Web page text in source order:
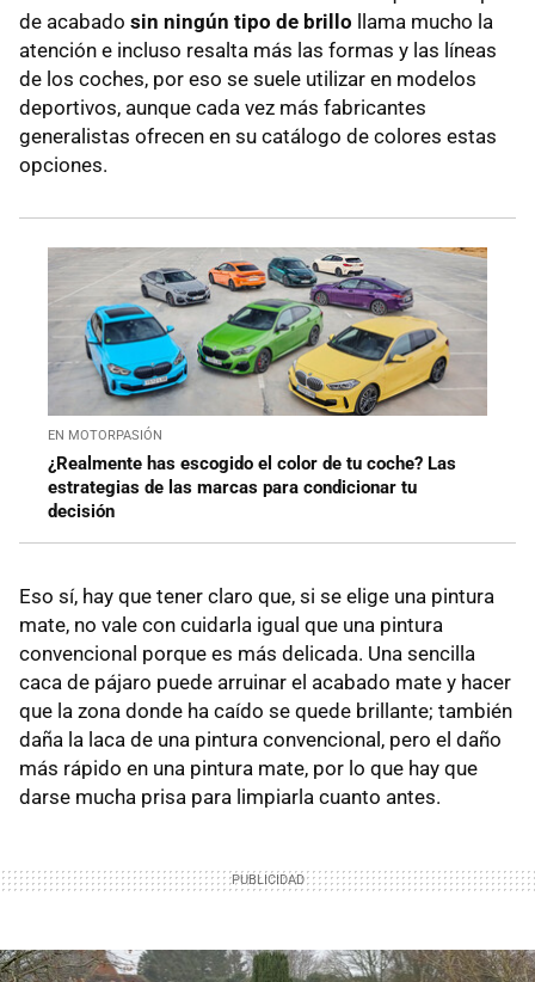
de acabado sin ningún tipo de brillo llama mucho la
atención e incluso resalta más las formas y las líneas
de los coches, por eso se suele utilizar en modelos
deportivos, aunque cada vez más fabricantes
generalistas ofrecen en su catálogo de colores estas
opciones.
EN MOTORPASIÓN
¿Realmente has escogido el color de tu coche? Las
estrategias de las marcas para condicionar tu
decisión
Eso sí, hay que tener claro que, si se elige una pintura
mate, no vale con cuidarla igual que una pintura
convencional porque es más delicada. Una sencilla
caca de pájaro puede arruinar el acabado mate y hacer
que la zona donde ha caído se quede brillante; también
daña la laca de una pintura convencional, pero el daño
más rápido en una pintura mate, por lo que hay que
darse mucha prisa para limpiarla cuanto antes.